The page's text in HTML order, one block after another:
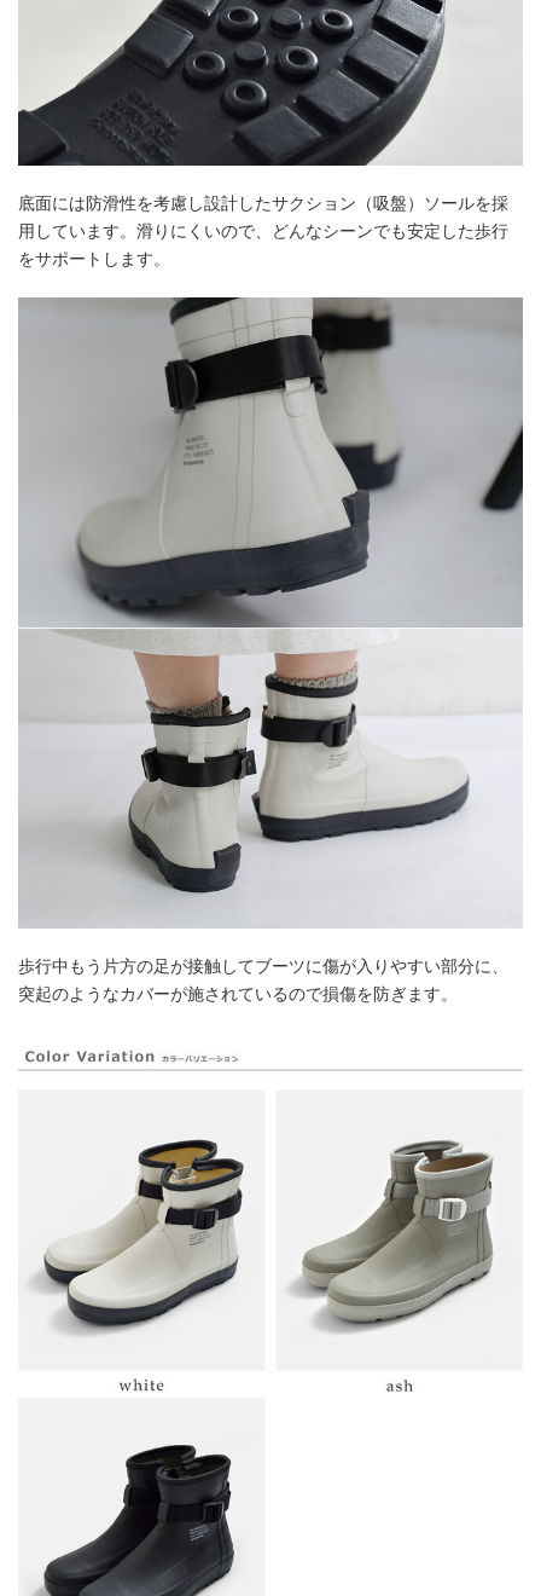
底面には防滑性を考慮し設計したサクション（吸盤）ソールを採
用しています。滑りにくいので、どんなシーンでも安定した歩行
をサポートします。
歩行中もう片方の足が接触してブーツに傷が入りやすい部分に、
突起のようなカバーが施されているので損傷を防ぎます。